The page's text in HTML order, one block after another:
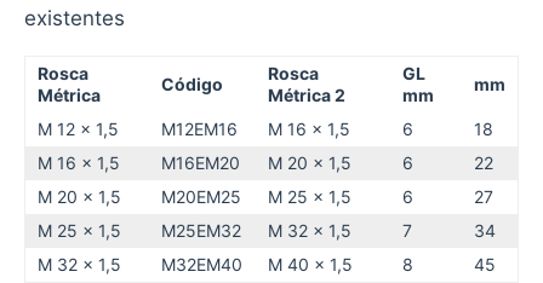
existentes
Rosca
Métrica
Código
Rosca
Métrica 2
GL
mm
mm
M 12 x 1,5 M12EM16 M 16 x 1,5 6
18
M 16 x 1,5
M16EM20 M 20 x 1,5 6
22
M 20 x 1,5
M20EM25 M 25 x 1,5 6
27
M 25 x 1,5
M25EM32 M 32 x 1,5 7
34
M 32 x 1,5
M32EM40 M 40 x 1,5 8
45